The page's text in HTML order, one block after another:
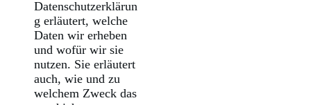
Datenschutzerklärun
g erläutert, welche
Daten wir erheben
und wofür wir sie
nutzen. Sie erläutert
auch, wie und zu
welchem Zweck das